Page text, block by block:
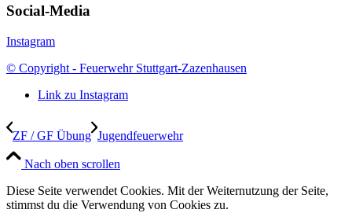
Social-Media
Instagram
© Copyright - Feuerwehr Stuttgart-Zazenhausen
Link zu Instagram
ZF / GF Übung Jugendfeuerwehr
Nach oben scrollen
Diese Seite verwendet Cookies. Mit der Weiternutzung der Seite,
stimmst du die Verwendung von Cookies zu.